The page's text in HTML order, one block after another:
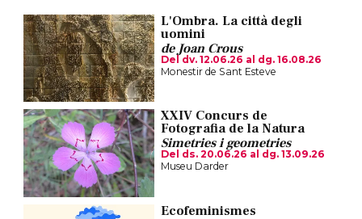
L'Ombra. La città degli
uomini
de Joan Crous
Del dv. 12.06.26 al dg. 16.08.26
Monestir de Sant Esteve
XXIV Concurs de
Fotografia de la Natura
Simetries i geometries
Del ds. 20.06.26 al dg. 13.09.26
Museu Darder
Ecofeminismes